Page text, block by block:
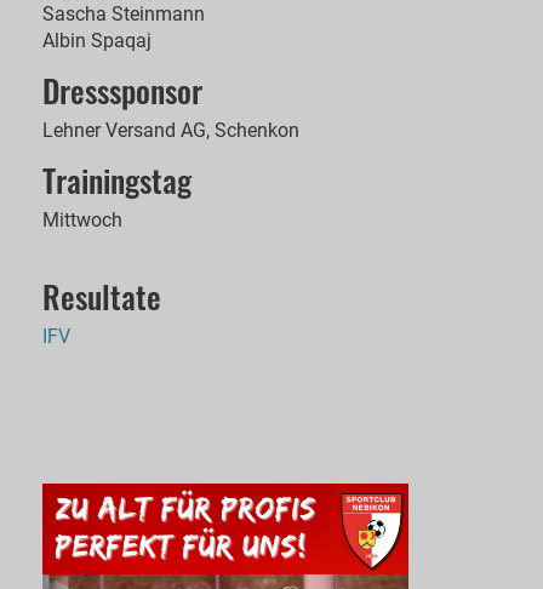
Sascha Steinmann
Albin Spaqaj
Dresssponsor
Lehner Versand AG, Schenkon
Trainingstag
Mittwoch
Resultate
IFV